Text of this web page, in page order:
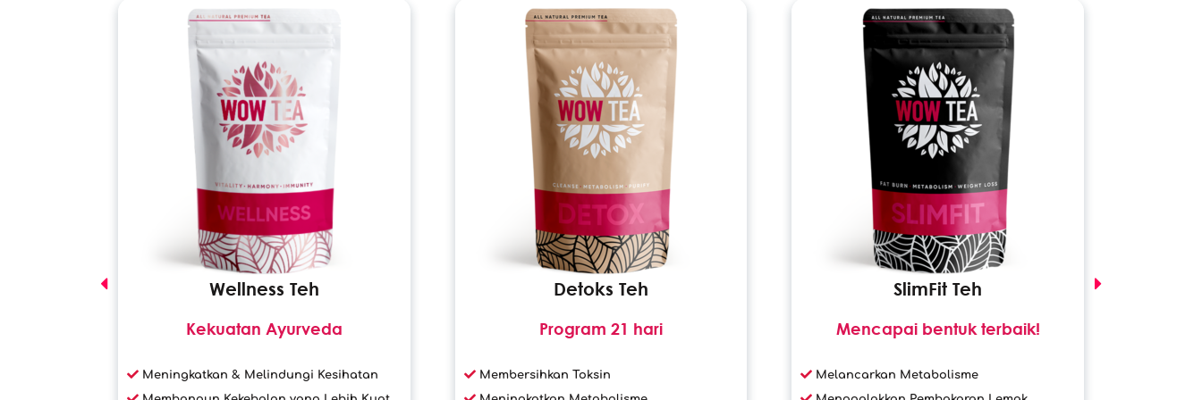
Wellness Teh
Kekuatan Ayurveda
Meningkatkan & Melindungi Kesihatan
Detoks Teh
Program 21 hari
Membersihkan Toksin
SlimFit Teh
Mencapai bentuk terbaik!
Melancarkan Metabolisme